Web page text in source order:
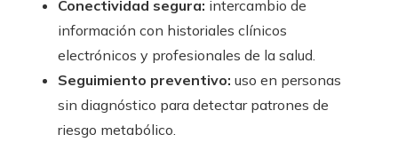
Conectividad segura: intercambio de
información con historiales clínicos
electrónicos y profesionales de la salud.
Seguimiento preventivo: uso en personas
sin diagnóstico para detectar patrones de
riesgo metabólico.